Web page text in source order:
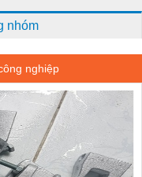
nhóm
nghiệp